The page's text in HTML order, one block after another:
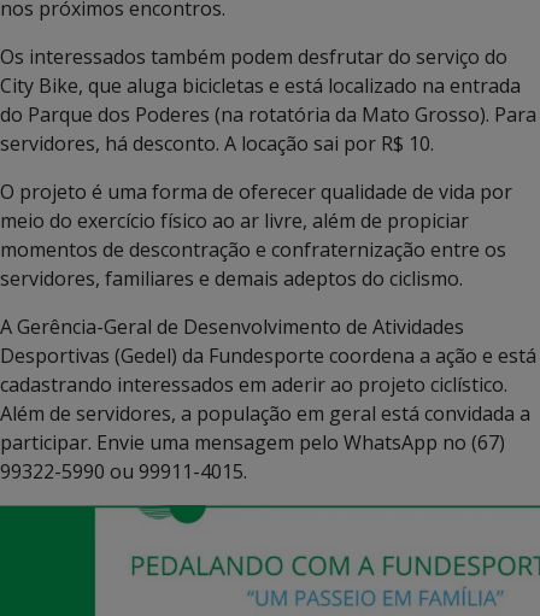
nos próximos encontros.
Os interessados também podem desfrutar do serviço do
City Bike, que aluga bicicletas e está localizado na entrada
do Parque dos Poderes (na rotatória da Mato Grosso). Para
servidores, há desconto. A locação sai por R$ 10.
O projeto é uma forma de oferecer qualidade de vida por
meio do exercício físico ao ar livre, além de propiciar
momentos de descontração e confraternização entre os
servidores, familiares e demais adeptos do ciclismo.
A Gerência-Geral de Desenvolvimento de Atividades
Desportivas (Gedel) da Fundesporte coordena a ação e está
cadastrando interessados em aderir ao projeto ciclístico.
Além de servidores, a população em geral está convidada a
participar. Envie uma mensagem pelo WhatsApp no (67)
99322-5990 ou 99911-4015.